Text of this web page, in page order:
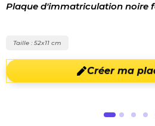
Plaque d'immatriculation noire
Taille : 52x11 cm
Créer ma